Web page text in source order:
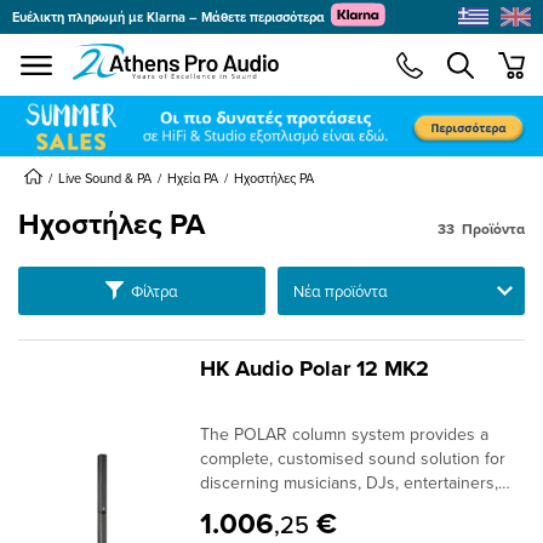
menu
Ευέλικτη πληρωμή με Klarna – Μάθετε περισσότερα
Live Sound & PA Ηχεία PA Ηχοστήλες PA
Ηχοστήλες PA
Φίλτρα Ταξινόμηση
33 Προϊόντα
HK Audio Polar 12 MK2
The POLAR column system provides a
complete, customised sound solution for
discerning musicians, DJs, entertainers,
churches.Compared to other models in its
1.006,25 €